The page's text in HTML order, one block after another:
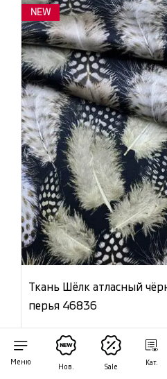
Меню
Нов. Sale
Кат.
NEW
Ткань Шёлк атласный
перья 46836
6 400 ₽/м
Артикул: 46836